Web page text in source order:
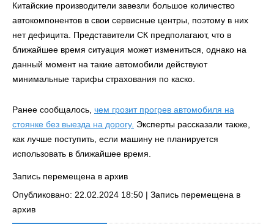
Китайские производители завезли большое количество
автокомпонентов в свои сервисные центры, поэтому в них
нет дефицита. Представители СК предполагают, что в
ближайшее время ситуация может измениться, однако на
данный момент на такие автомобили действуют
минимальные тарифы страхования по каско.
Ранее сообщалось, чем грозит прогрев автомобиля на
стоянке без выезда на дорогу. Эксперты рассказали также,
как лучше поступить, если машину не планируется
использовать в ближайшее время.
Запись перемещена в архив
Опубликовано: 22.02.2024 18:50 | Запись перемещена в
архив